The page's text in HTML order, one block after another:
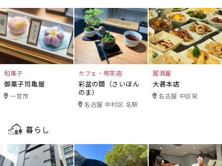
和菓子
御菓子司亀屋
一宮市
カフェ・喫茶店
彩盆の間（さいほん
のま）
名古屋 中村区 名駅
居酒屋
大甚本店
名古屋 中区栄
暮らし